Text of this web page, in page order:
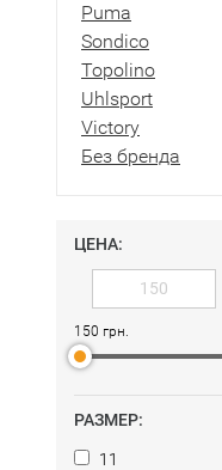
Puma
Sondico
Topolino
Uhlsport
Victory
Без бренда
ЦЕНА:
150 грн.
РАЗМЕР:
11